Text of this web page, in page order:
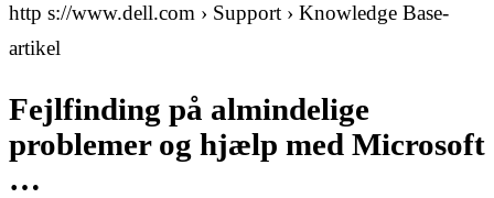
http s://www.dell.com › Support › Knowledge Base-
artikel
Fejlfinding på almindelige
problemer og hjælp med Microsoft
…